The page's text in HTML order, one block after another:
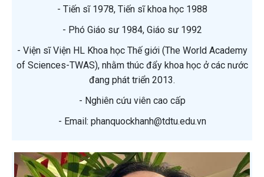
- Tiến sĩ 1978, Tiến sĩ khoa học 1988
- Phó Giáo sư 1984, Giáo sư 1992
- Viện sĩ Viện HL Khoa học Thế giới (The World Academy
of Sciences-TWAS), nhằm thúc đẩy khoa học ở các nước
đang phát triển 2013.
- Nghiên cứu viên cao cấp
- Email: phanquockhanh@tdtu.edu.vn